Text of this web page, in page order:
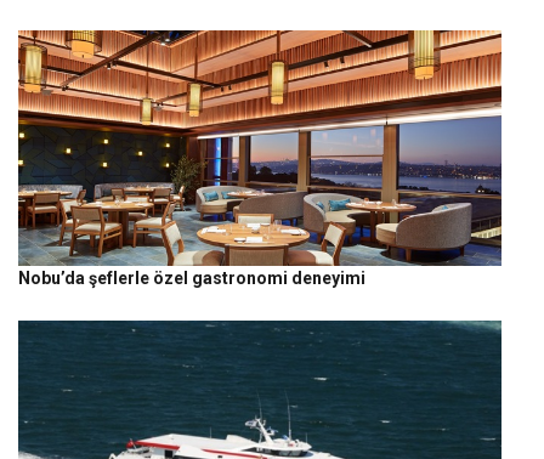
Nobu’da şeflerle özel gastronomi deneyimi